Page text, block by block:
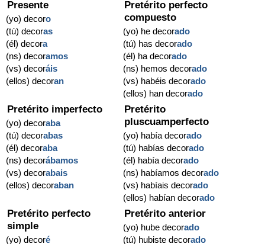
Presente
(yo) decoro
(tú) decoras
(él) decora
(ns) decoramos
(vs) decoráis
(ellos) decoran
Pretérito perfecto
compuesto
(yo) he decorado
(tú) has decorado
(él) ha decorado
(ns) hemos decorado
(vs) habéis decorado
(ellos) han decorado
Pretérito imperfecto
(yo) decoraba
(tú) decorabas
(él) decoraba
(ns) decorábamos
(vs) decorabais
(ellos) decoraban
Pretérito
pluscuamperfecto
(yo) había decorado
(tú) habías decorado
(él) había decorado
(ns) habíamos decorado
(vs) habíais decorado
(ellos) habían decorado
Pretérito perfecto
simple
(yo) decoré
Pretérito anterior
(yo) hube decorado
(tú) hubiste decorado